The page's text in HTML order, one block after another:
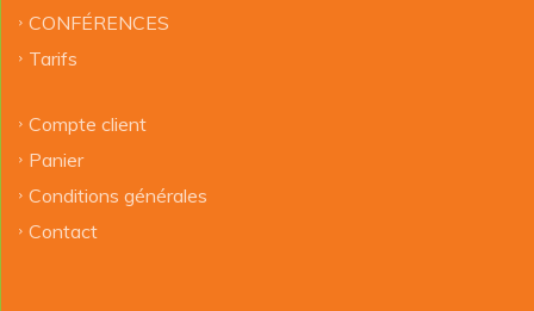
CONFÉRENCES
Tarifs
Compte client
Panier
Conditions générales
Contact